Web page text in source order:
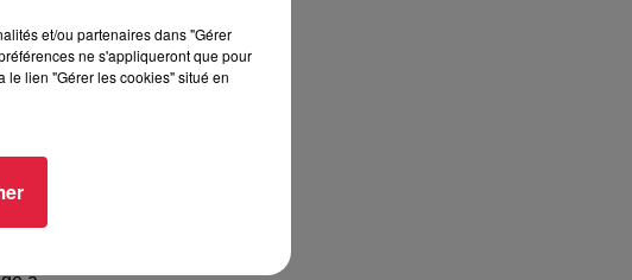
et/ou partenaires dans "Gérer
ne s'appliqueront que pour
le lien "Gérer les cookies" situé en